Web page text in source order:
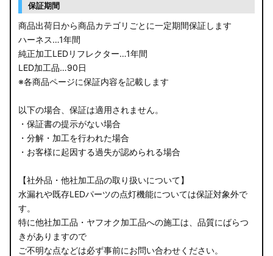
保証期間
商品出荷日から商品カテゴリごとに一定期間保証します
ハーネス…1年間
純正加工LEDリフレクター…1年間
LED加工品…90日
※各商品ページに保証内容を記載します
以下の場合、保証は適用されません。
・保証書の提示がない場合
・分解・加工を行われた場合
・お客様に起因する過失が認められる場合
【社外品・他社加工品の取り扱いについて】
水漏れや既存LEDパーツの点灯機能については保証対象外で
す。
特に他社加工品・ヤフオク加工品への施工は、品質にばらつ
きがありますので
ご不明な点などは必ず事前にお問い合わせください。